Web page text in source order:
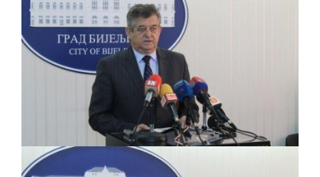
BORCE VOJSKE REPUBLIKE SRPSKE U STANjU
SOCIJALNE POTREBE
Obrasci zahtjeva za regresirano gorivo
dostupni od 13. marta do 15. novembra
Zahtjev za izdavanje PONOSNE KARTICE
Obavještenje za preduzetnika - Vera Ujić
JAVNI POZIV ZA PRIJAVU NEPROPISNOG
ODLAGANjA OTPADA UZ DODJELU